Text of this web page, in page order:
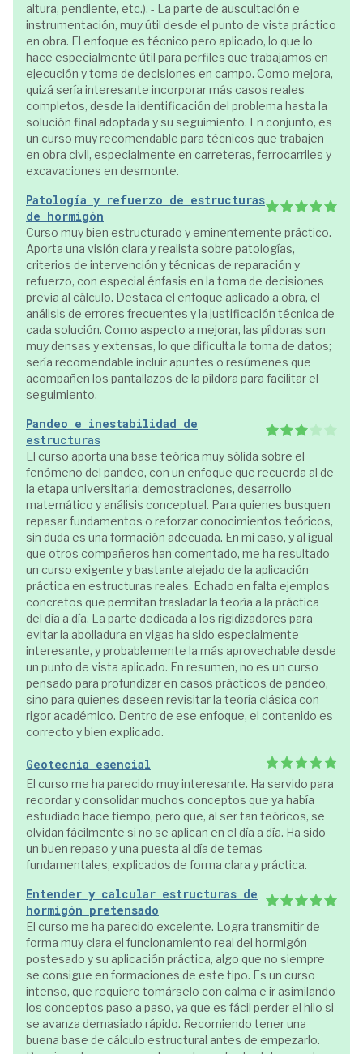
altura, pendiente, etc.). - La parte de auscultación e
instrumentación, muy útil desde el punto de vista práctico
en obra. El enfoque es técnico pero aplicado, lo que lo
hace especialmente útil para perfiles que trabajamos en
ejecución y toma de decisiones en campo. Como mejora,
quizá sería interesante incorporar más casos reales
completos, desde la identificación del problema hasta la
solución final adoptada y su seguimiento. En conjunto, es
un curso muy recomendable para técnicos que trabajen
en obra civil, especialmente en carreteras, ferrocarriles y
excavaciones en desmonte.
Patología y refuerzo de estructuras
de hormigón
Curso muy bien estructurado y eminentemente práctico.
Aporta una visión clara y realista sobre patologías,
criterios de intervención y técnicas de reparación y
refuerzo, con especial énfasis en la toma de decisiones
previa al cálculo. Destaca el enfoque aplicado a obra, el
análisis de errores frecuentes y la justificación técnica de
cada solución. Como aspecto a mejorar, las píldoras son
muy densas y extensas, lo que dificulta la toma de datos;
sería recomendable incluir apuntes o resúmenes que
acompañen los pantallazos de la píldora para facilitar el
seguimiento.
Pandeo e inestabilidad de
estructuras
El curso aporta una base teórica muy sólida sobre el
fenómeno del pandeo, con un enfoque que recuerda al de
la etapa universitaria: demostraciones, desarrollo
matemático y análisis conceptual. Para quienes busquen
repasar fundamentos o reforzar conocimientos teóricos,
sin duda es una formación adecuada. En mi caso, y al igual
que otros compañeros han comentado, me ha resultado
un curso exigente y bastante alejado de la aplicación
práctica en estructuras reales. Echado en falta ejemplos
concretos que permitan trasladar la teoría a la práctica
del día a día. La parte dedicada a los rigidizadores para
evitar la abolladura en vigas ha sido especialmente
interesante, y probablemente la más aprovechable desde
un punto de vista aplicado. En resumen, no es un curso
pensado para profundizar en casos prácticos de pandeo,
sino para quienes deseen revisitar la teoría clásica con
rigor académico. Dentro de ese enfoque, el contenido es
correcto y bien explicado.
Geotecnia esencial
El curso me ha parecido muy interesante. Ha servido para
recordar y consolidar muchos conceptos que ya había
estudiado hace tiempo, pero que, al ser tan teóricos, se
olvidan fácilmente si no se aplican en el día a día. Ha sido
un buen repaso y una puesta al día de temas
fundamentales, explicados de forma clara y práctica.
Entender y calcular estructuras de
hormigón pretensado
El curso me ha parecido excelente. Logra transmitir de
forma muy clara el funcionamiento real del hormigón
postesado y su aplicación práctica, algo que no siempre
se consigue en formaciones de este tipo. Es un curso
intenso, que requiere tomárselo con calma e ir asimilando
los conceptos paso a paso, ya que es fácil perder el hilo si
se avanza demasiado rápido. Recomiendo tener una
buena base de cálculo estructural antes de empezarlo.